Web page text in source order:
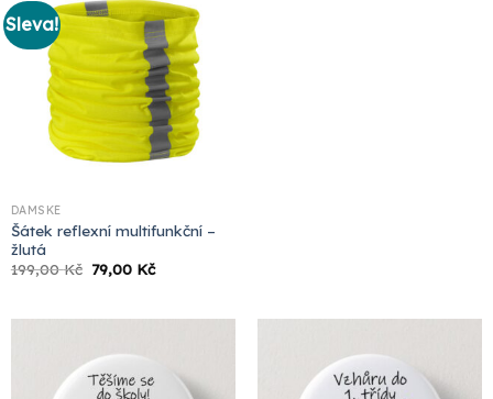
Sleva!
DÁMSKÉ
Šátek reflexní multifunkční –
žlutá
199,00Kč Původní
cena
79,00 KčAktuální